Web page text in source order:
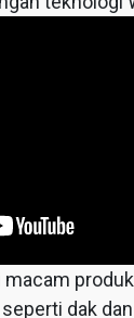
dak